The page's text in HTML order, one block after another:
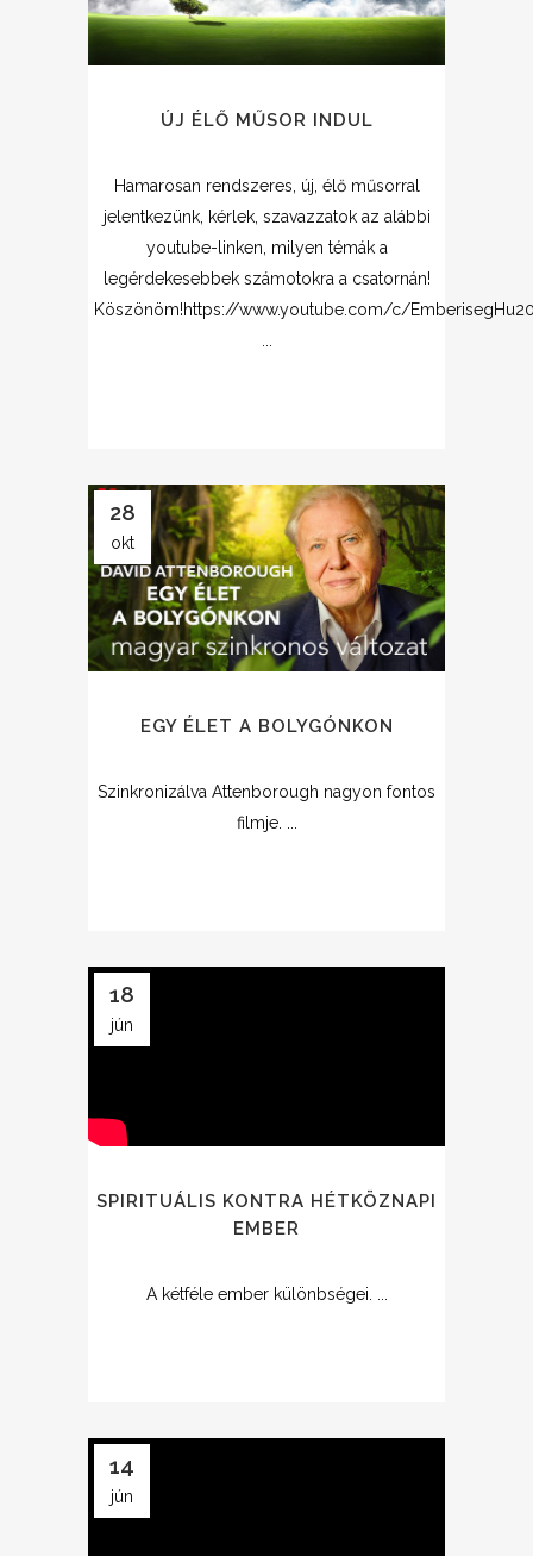
ÚJ ÉLŐ MŰSOR INDUL
Hamarosan rendszeres, új, élő műsorral
jelentkezünk, kérlek, szavazzatok az alábbi
youtube-linken, milyen témák a
legérdekesebbek számotokra a csatornán!
Köszönöm!https://www.youtube.com/c/
28
okt
EGY ÉLET A BOLYGÓNKON
Szinkronizálva Attenborough nagyon fontos
filmje. ...
18
jún
SPIRITUÁLIS KONTRA HÉTKÖZNAPI
EMBER
A kétféle ember különbségei. ...
14
jún